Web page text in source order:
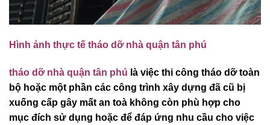
Hình ảnh thực tế tháo dỡ nhà quận tân phú
tháo dỡ nhà quận tân phú là việc thi công tháo dỡ toàn
bộ hoặc một phần các công trình xây dựng đã cũ bị
xuống cấp gây mất an toà không còn phù hợp cho
mục đích sử dụng hoặc để đáp ứng nhu cầu cho việc